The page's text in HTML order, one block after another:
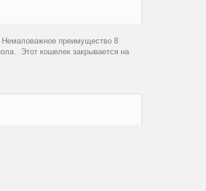
преимущество 8
Этот кошелек закрывается на